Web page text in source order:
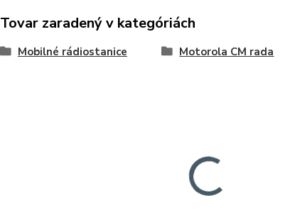
Tovar zaradený v kategóriách
Mobilné rádiostanice Motorola CM rada